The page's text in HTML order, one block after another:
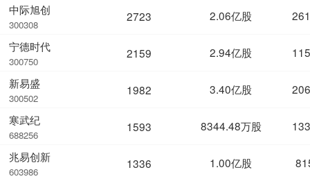
中际旭创
300308
宁德时代
300750
新易盛
300502
寒武纪
688256
兆易创新
603986
2723 2.06亿股
2159 2.94亿股
1982 3.40亿股
1593 8344.48万股
1336 1.00亿股